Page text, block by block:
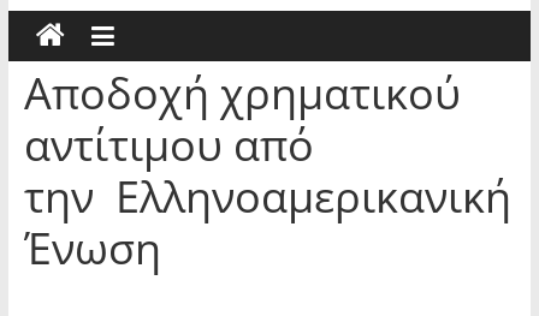
Αποδοχή χρηματικού
αντίτιμου από
την Ελληνοαμερικανική
Ένωση